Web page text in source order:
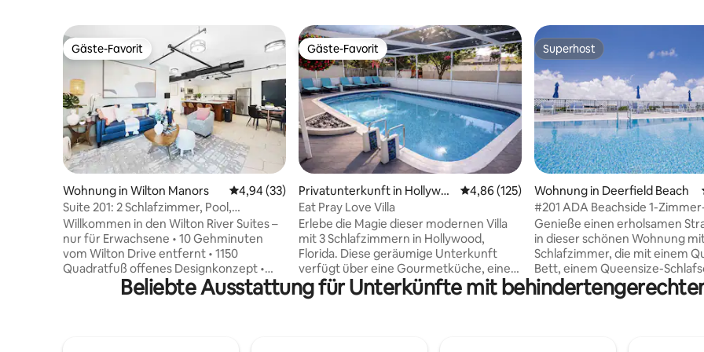
Gäste-Favorit
Gäste-Favorit
Wohnung in Wilton Manors Durchschnittliche Bewertung: 4,94 von 5, 33 Bewertungen
4,94 (33)
Suite 201: 2 Schlafzimmer, Pool,
Whirlpool, Fitnessraum + Bars zu Fuß
erreichbar
Willkommen in den Wilton River Suites –
nur für Erwachsene • 10 Gehminuten
vom Wilton Drive entfernt • 1150
Quadratfuß offenes Designkonzept •
Großes Hauptschlafzimmer mit
Kingsize-Bett, eigenem Bad und
Gäste-Favorit
Gäste-Favorit
Privatunterkunft in Hollywo
od
Durchschnittliche Bewertung: 4,86 von 5,
4,86 (125)
Eat Pray Love Villa
Erlebe die Magie dieser modernen Villa
mit 3 Schlafzimmern in Hollywood,
Florida. Diese geräumige Unterkunft
verfügt über eine Gourmetküche, einen
großen Essbereich, der perfekt für
Zusammenkünfte ist, und einen privaten
Superhost
Superhost
Wohnung in Deerfield Beach
#201 ADA Beachside 1-
Wohnung mit Pool auf der
Genieße einen erholsamen
in dieser schönen Wohnung
Schlafzimmer, die mit einem
Bett, einem Queensize-
Zugang zu unserem
endlosen Pool auf der
Beliebte Ausstattung für Unterkünfte mit